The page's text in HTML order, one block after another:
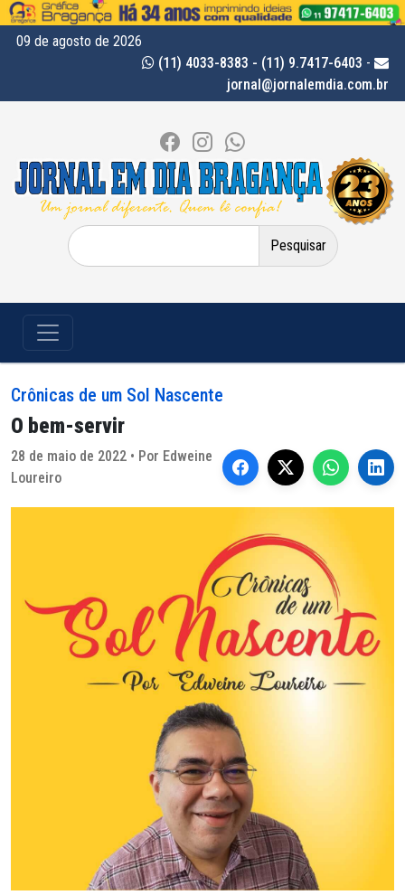
09 de agosto de 2026
(11) 4033-8383 - (11) 9.7417-6403 -
jornal@jornalemdia.com.br
Pesquisar
por:
Crônicas de um Sol Nascente
O bem-servir
28 de maio de 2022 • Por Edweine
Loureiro